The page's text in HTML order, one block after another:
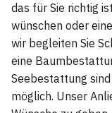
das für Sie richtig
wünschen oder
wir begleiten Sie
eine
Seebestattung
möglich. Unser